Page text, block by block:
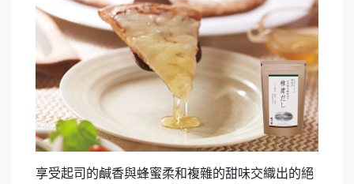
享受起司的鹹香與蜂蜜柔和複雜的甜味交織出的絕